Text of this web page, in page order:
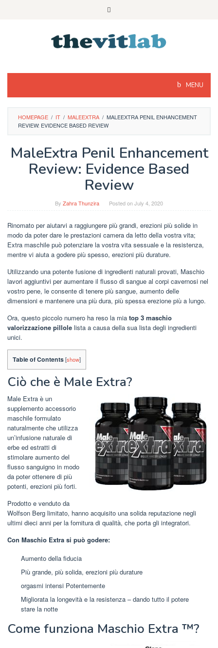
MENU
HOMEPAGE / IT / MALEEXTRA / MALEEXTRA PENIL ENHANCEMENT
REVIEW: EVIDENCE BASED REVIEW
MaleExtra Penil Enhancement
Review: Evidence Based
Review
By Zahra Thunzira Posted onJuly 4, 2020
Rinomato per aiutarvi a raggiungere più grandi, erezioni più solide in
modo da poter dare le prestazioni camera da letto della vostra vita;
Extra maschile può potenziare la vostra vita sessuale e la resistenza,
mentre vi aiuta a godere più spesso, erezioni più durature.
Utilizzando una potente fusione di ingredienti naturali provati, Maschio
lavori aggiuntivi per aumentare il flusso di sangue al corpi cavernosi nel
vostro pene, le consente di tenere più sangue, aumento delle
dimensioni e mantenere una più dura, più spessa erezione più a lungo.
Ora, questo piccolo numero ha reso la mia top 3 maschio
valorizzazione pillole lista a causa della sua lista degli ingredienti
unici.
Table of Contents[show]
Ciò che è Male Extra?
Male Extra è un
supplemento accessorio
maschile formulato
naturalmente che utilizza
un’infusione naturale di
erbe ed estratti di
stimolare aumento del
flusso sanguigno in modo
da poter ottenere di più
potenti, erezioni più forti.
Prodotto e venduto da
Wolfson Berg limitato, hanno acquisito una solida reputazione negli
ultimi dieci anni per la fornitura di qualità, che porta gli integratori.
Con Maschio Extra si può godere:
Aumento della fiducia
Più grande, più solida, erezioni più durature
orgasmi intensi Potentemente
Migliorata la longevità e la resistenza – dando tutto il potere
stare la notte
Come funziona Maschio Extra ™?